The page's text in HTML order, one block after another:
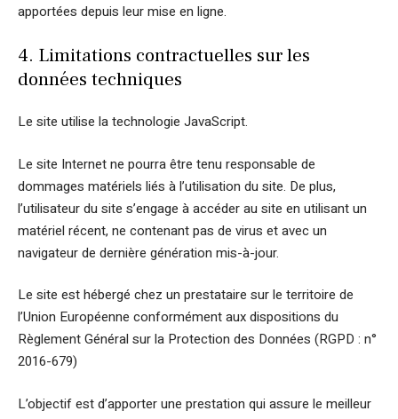
apportées depuis leur mise en ligne.
4. Limitations contractuelles sur les
données techniques
Le site utilise la technologie JavaScript.
Le site Internet ne pourra être tenu responsable de
dommages matériels liés à l’utilisation du site. De plus,
l’utilisateur du site s’engage à accéder au site en utilisant un
matériel récent, ne contenant pas de virus et avec un
navigateur de dernière génération mis-à-jour.
Le site est hébergé chez un prestataire sur le territoire de
l’Union Européenne conformément aux dispositions du
Règlement Général sur la Protection des Données (RGPD : n°
2016-679)
L’objectif est d’apporter une prestation qui assure le meilleur